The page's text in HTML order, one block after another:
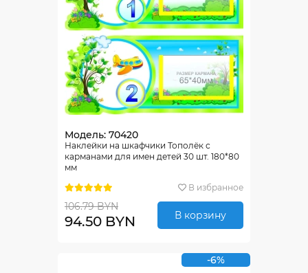
Модель: 70420
Наклейки на шкафчики Тополёк с
карманами для имен детей 30 шт. 180*80
мм
В избранное
106.79 BYN
94.50 BYN В корзину
-6%